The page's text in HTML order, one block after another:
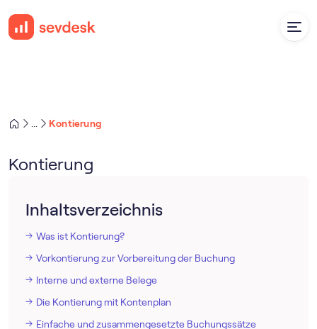
Kontierung
Kontierung
Inhaltsverzeichnis
Was ist Kontierung?
Vorkontierung zur Vorbereitung der Buchung
Interne und externe Belege
Die Kontierung mit Kontenplan
Einfache und zusammengesetzte Buchungssätze